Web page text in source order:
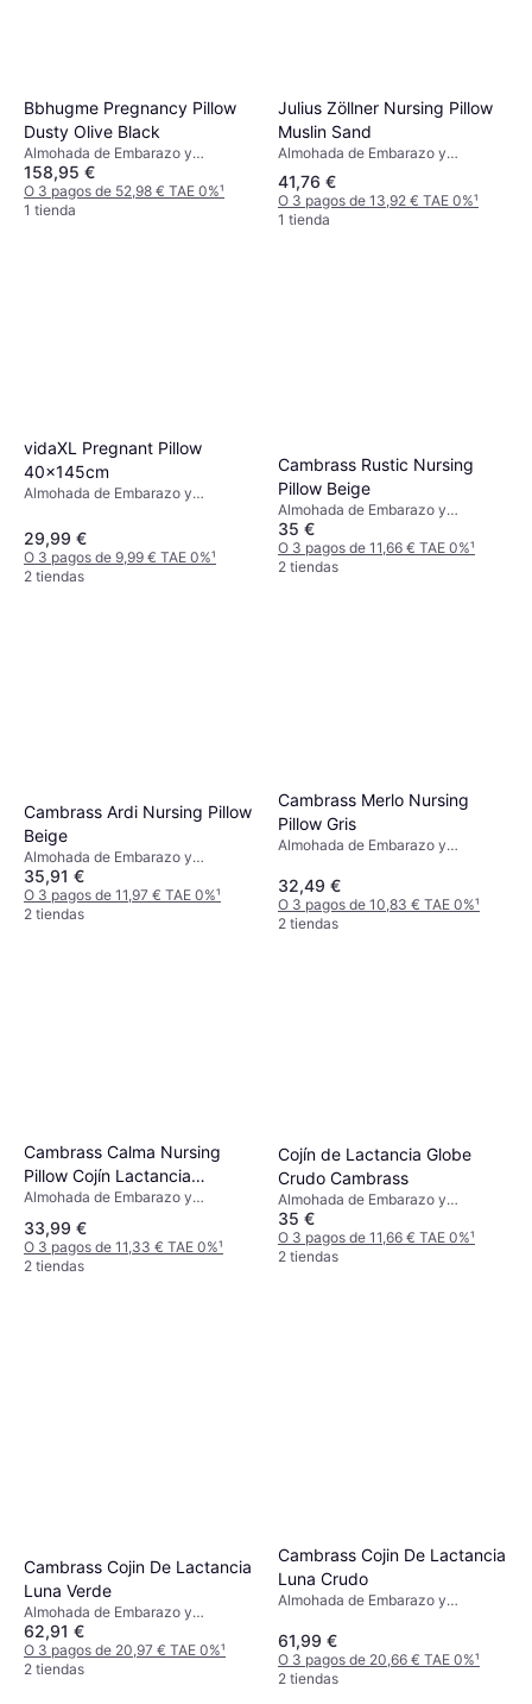
Bbhugme Pregnancy Pillow
Dusty Olive Black
Almohada de Embarazo y
Lactancia, Verde, Material: Jersey,
Spandex, Algodón Relleno: Perlas
de poliéster
158,95 €
O 3 pagos de 52,98 € TAE 0%¹
1 tienda
Julius Zöllner Nursing Pillow
Muslin Sand
Almohada de Embarazo y
Lactancia, Beige, Material:
Algodón
41,76 €
O 3 pagos de 13,92 € TAE 0%¹
1 tienda
vidaXL Pregnant Pillow
40x145cm
Almohada de Embarazo y
Material: Microfibra, Poliéster
Relleno: Algodón
29,99 €
O 3 pagos de 9,99 € TAE 0%¹
2 tiendas
Cambrass Rustic Nursing
Pillow Beige
Almohada de Embarazo y
Lactancia, Beige, Rosa, Material:
Algodón
35 €
O 3 pagos de 11,66 € TAE 0%¹
2 tiendas
Cambrass Ardi Nursing Pillow
Beige
Almohada de Embarazo y
Lactancia, Verde, Beige, Material:
Algodón
35,91 €
O 3 pagos de 11,97 € TAE 0%¹
2 tiendas
Cambrass Merlo Nursing
Pillow Gris
Almohada de Embarazo y
Algodón
32,49 €
O 3 pagos de 10,83 € TAE 0%¹
2 tiendas
Cambrass Calma Nursing
Pillow Cojín Lactancia
53x45x10 Cm
Almohada de Embarazo y
Algodón
33,99 €
O 3 pagos de 11,33 € TAE 0%¹
2 tiendas
Cojín de Lactancia Globe
Crudo Cambrass
Almohada de Embarazo y
Lactancia, Beige
35 €
O 3 pagos de 11,66 € TAE 0%¹
2 tiendas
Cambrass Cojin De Lactancia
Luna Verde
Almohada de Embarazo y
Lactancia
62,91 €
O 3 pagos de 20,97 € TAE 0%¹
2 tiendas
Cambrass Cojin De Lactancia
Luna Crudo
Almohada de Embarazo y
61,99 €
O 3 pagos de 20,66 € TAE 0%¹
2 tiendas